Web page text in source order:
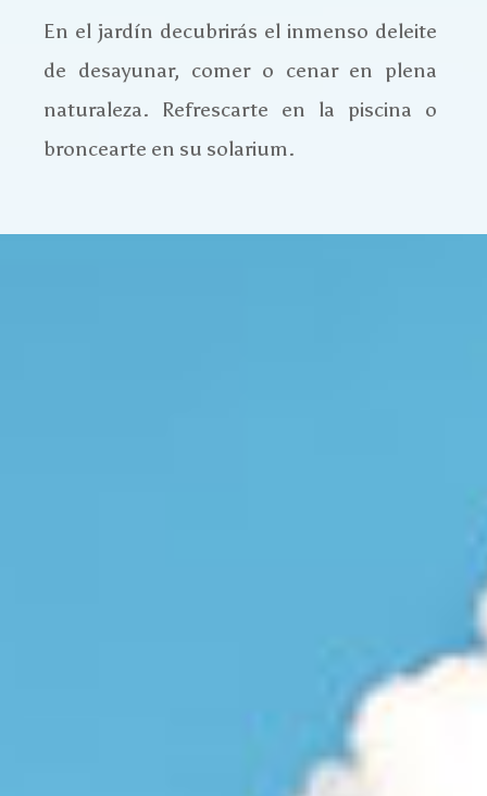
En el jardín decubrirás el inmenso deleite
de desayunar, comer o cenar en plena
naturaleza. Refrescarte en la piscina o
broncearte en su solarium.